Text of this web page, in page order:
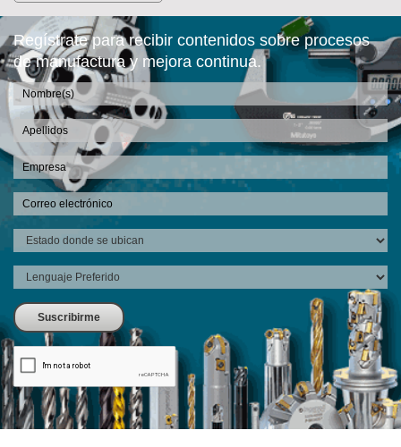
Regístrate para recibir contenidos sobre procesos
de manufactura y mejora continua.